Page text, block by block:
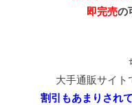
即完売の
大手通販サイト
割引もあまりされ